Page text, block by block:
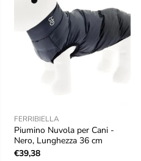
FERRIBIELLA
Piumino Nuvola per Cani -
Nero, Lunghezza 36 cm
€39,38